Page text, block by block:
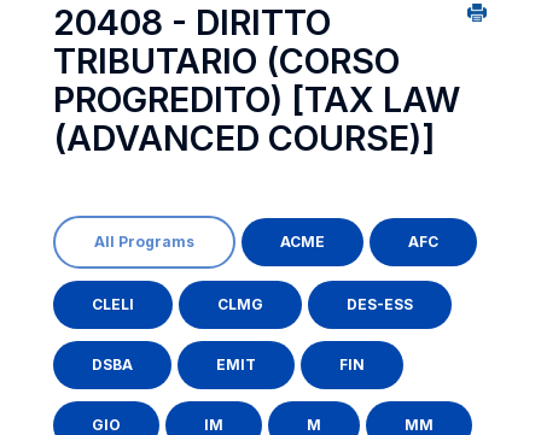
20408 - DIRITTO
TRIBUTARIO (CORSO
PROGREDITO) [TAX LAW
(ADVANCED COURSE)]
All Programs ACME AFC
CLELI CLMG DES-ESS
DSBA EMIT FIN
GIO IM M MM